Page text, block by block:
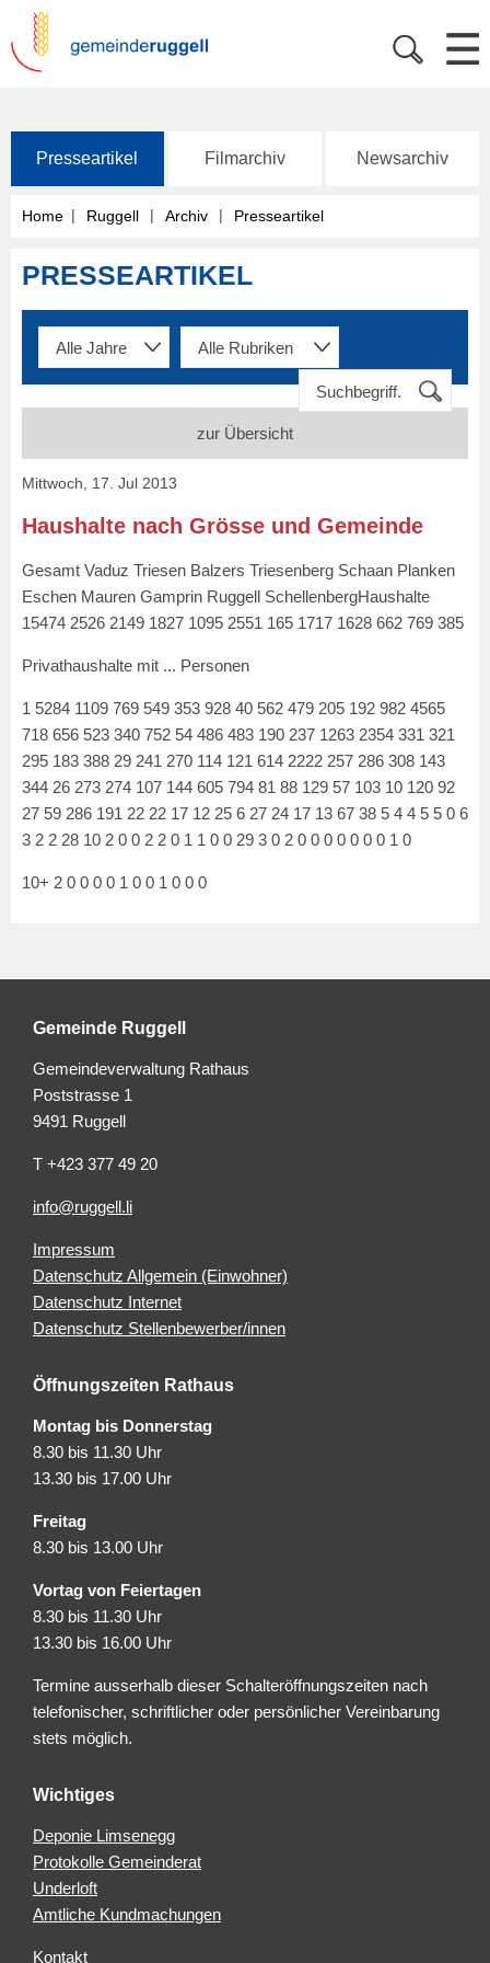
Presseartikel Filmarchiv Newsarchiv
Home | Ruggell | Archiv | Presseartikel
PRESSEARTIKEL
zur Übersicht
Mittwoch, 17. Jul 2013
Haushalte nach Grösse und Gemeinde
Gesamt Vaduz Triesen Balzers Triesenberg Schaan Planken
Eschen Mauren Gamprin Ruggell SchellenbergHaushalte
15474 2526 2149 1827 1095 2551 165 1717 1628 662 769 385
Privathaushalte mit ... Personen
1 5284 1109 769 549 353 928 40 562 479 205 192 982 4565
718 656 523 340 752 54 486 483 190 237 1263 2354 331 321
295 183 388 29 241 270 114 121 614 2222 257 286 308 143
344 26 273 274 107 144 605 794 81 88 129 57 103 10 120 92
27 59 286 191 22 22 17 12 25 6 27 24 17 13 67 38 5 4 4 5 5 0 6
3 2 2 28 10 2 0 0 2 2 0 1 1 0 0 29 3 0 2 0 0 0 0 0 0 0 1 0
10+ 2 0 0 0 0 1 0 0 1 0 0 0
Gemeinde Ruggell
Gemeindeverwaltung Rathaus
Poststrasse 1
9491 Ruggell
T +423 377 49 20
info@ruggell.li
Impressum
Datenschutz Allgemein (Einwohner)
Datenschutz Internet
Datenschutz Stellenbewerber/innen
Öffnungszeiten Rathaus
Montag bis Donnerstag
8.30 bis 11.30 Uhr
13.30 bis 17.00 Uhr
Freitag
8.30 bis 13.00 Uhr
Vortag von Feiertagen
8.30 bis 11.30 Uhr
13.30 bis 16.00 Uhr
Termine ausserhalb dieser Schalteröffnungszeiten nach
telefonischer, schriftlicher oder persönlicher Vereinbarung
stets möglich.
Wichtiges
Deponie Limsenegg
Protokolle Gemeinderat
Underloft
Amtliche Kundmachungen
Kontakt